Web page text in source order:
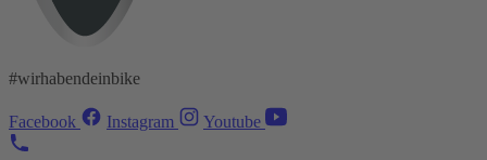
#wirhabendeinbike
Facebook Instagram Youtube